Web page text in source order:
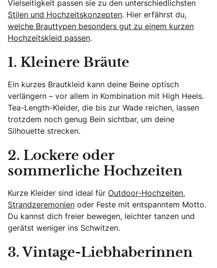
Vielseitigkeit passen sie zu den unterschiedlichsten
Stilen und Hochzeitskonzepten. Hier erfährst du,
welche Brauttypen besonders gut zu einem kurzen
Hochzeitskleid passen.
1. Kleinere Bräute
Ein kurzes Brautkleid kann deine Beine optisch
verlängern – vor allem in Kombination mit High Heels.
Tea-Length-Kleider, die bis zur Wade reichen, lassen
trotzdem noch genug Bein sichtbar, um deine
Silhouette strecken.
2. Lockere oder
sommerliche Hochzeiten
Kurze Kleider sind ideal für Outdoor-Hochzeiten,
Strandzeremonien oder Feste mit entspanntem Motto.
Du kannst dich freier bewegen, leichter tanzen und
gerätst weniger ins Schwitzen.
3. Vintage-Liebhaberinnen